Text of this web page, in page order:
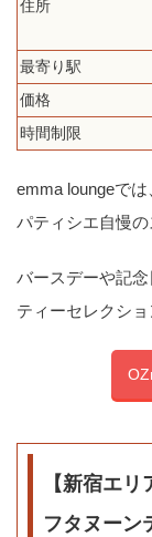
住所
最寄り駅
価格
時間制限
emma loungeで
パティシエ自慢の
バースデーや記
ティーセレクショ
【新宿エ
フタヌーン